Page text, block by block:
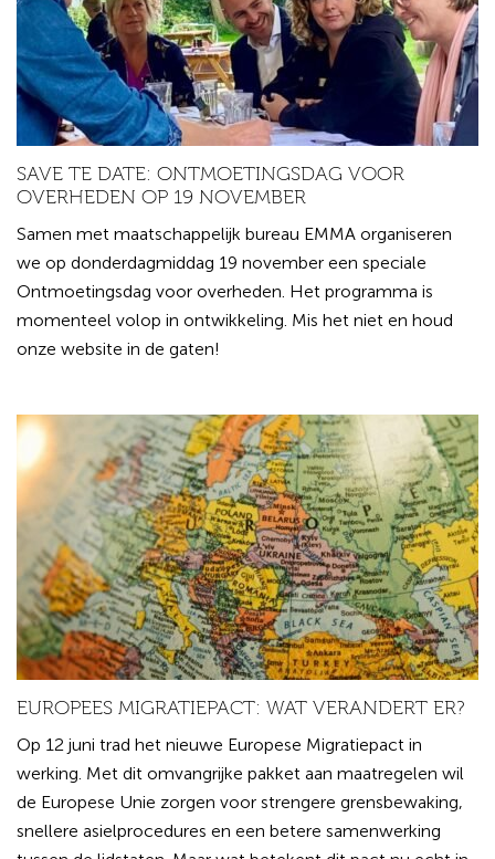
SAVE TE DATE: ONTMOETINGSDAG VOOR
OVERHEDEN OP 19 NOVEMBER
Samen met maatschappelijk bureau EMMA organiseren
we op donderdagmiddag 19 november een speciale
Ontmoetingsdag voor overheden. Het programma is
momenteel volop in ontwikkeling. Mis het niet en houd
onze website in de gaten!
EUROPEES MIGRATIEPACT: WAT VERANDERT ER?
Op 12 juni trad het nieuwe Europese Migratiepact in
werking. Met dit omvangrijke pakket aan maatregelen wil
de Europese Unie zorgen voor strengere grensbewaking,
snellere asielprocedures en een betere samenwerking